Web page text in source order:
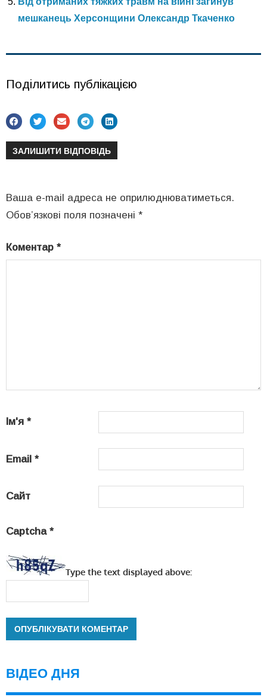
мешканець Херсонщини Олександр Ткаченко
Поділитись публікацією
ЗАЛИШИТИ ВІДПОВІДЬ
Ваша e-mail адреса не оприлюднюватиметься.
Обов’язкові поля позначені *
Коментар *
Ім'я *
Email *
Сайт
Captcha *
Type the text displayed above:
ВІДЕО ДНЯ